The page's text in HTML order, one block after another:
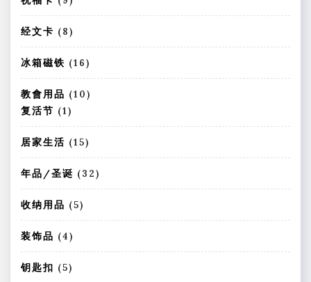
产
品
个
产
品
经文卡 88
个
产
品
冰箱磁铁 161
6
个
教會用品 101
产
复活节 11
个
产
品
居家生活 151
5
个
产
年品/圣诞 323
2
产
收纳用品 55
个
品
装饰品 44
个
产
钥匙扣 55